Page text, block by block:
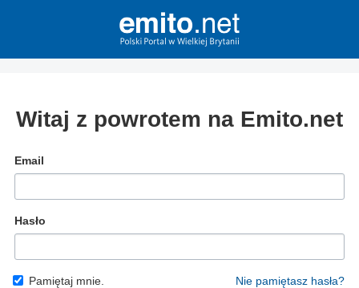
Witaj z powrotem na Emito.net
Email
Hasło
Pamiętaj mnie. Nie pamiętasz hasła?